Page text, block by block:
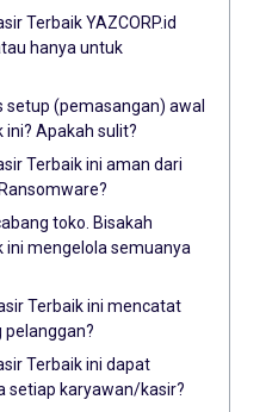
Terbaik YAZCORP.id
hanya untuk
setup (pemasangan) awal
ini? Apakah sulit?
Terbaik ini aman dari
toko. Bisakah
ini mengelola semuanya
Terbaik ini mencatat
pelanggan?
Terbaik ini dapat
karyawan/kasir?